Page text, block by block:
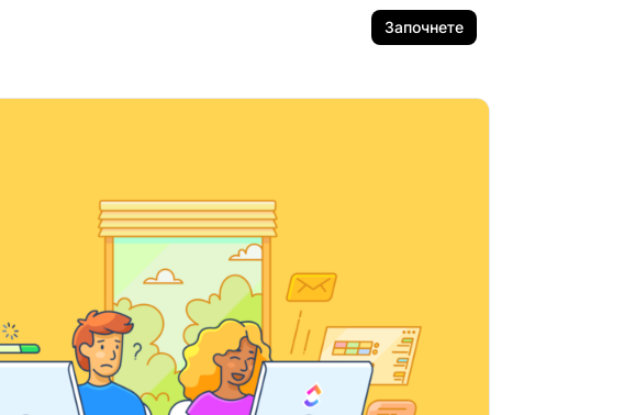
Започнете